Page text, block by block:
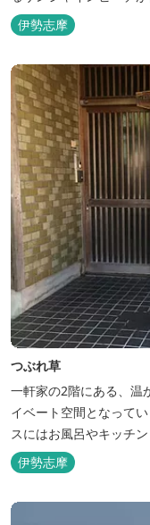
伊勢志摩
つぶれ草
一軒家の2階にある、温
イベート空間となって
スにはお風呂やキッチン
伊勢志摩